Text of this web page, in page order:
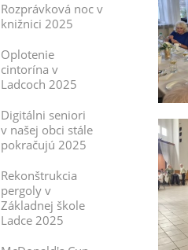
Rozprávková noc v
knižnici 2025
Oplotenie
cintorína v
Ladcoch 2025
Digitálni seniori
v našej obci stále
pokračujú 2025
Rekonštrukcia
pergoly v
Základnej škole
Ladce 2025